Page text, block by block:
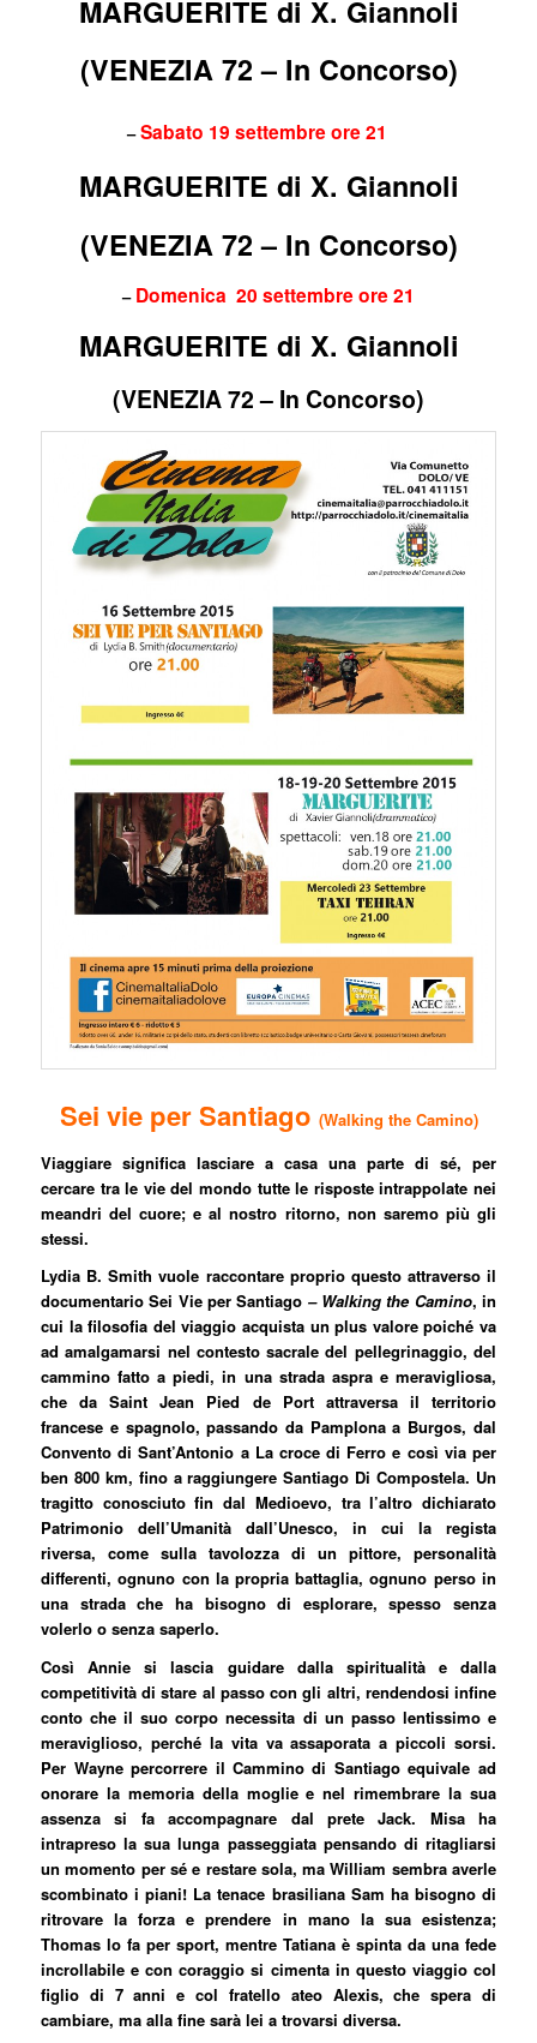
MARGUERITE di X. Giannoli
(VENEZIA 72 – In Concorso)
–Sabato 19 settembre ore 21
MARGUERITE di X. Giannoli
(VENEZIA 72 – In Concorso)
– Domenica 20 settembre ore 21
MARGUERITE di X. Giannoli
(VENEZIA 72 – In Concorso)
Sei vie per Santiago (Walking the Camino)
Viaggiare significa lasciare a casa una parte di sé, per
cercare tra le vie del mondo tutte le risposte intrappolate nei
meandri del cuore; e al nostro ritorno, non saremo più gli
stessi.
Lydia B. Smith vuole raccontare proprio questo attraverso il
documentario Sei Vie per Santiago – Walking the Camino, in
cui la filosofia del viaggio acquista un plus valore poiché va
ad amalgamarsi nel contesto sacrale del pellegrinaggio, del
cammino fatto a piedi, in una strada aspra e meravigliosa,
che da Saint Jean Pied de Port attraversa il territorio
francese e spagnolo, passando da Pamplona a Burgos, dal
Convento di Sant’Antonio a La croce di Ferro e così via per
ben 800 km, fino a raggiungere Santiago Di Compostela. Un
tragitto conosciuto fin dal Medioevo, tra l’altro dichiarato
Patrimonio dell’Umanità dall’Unesco, in cui la regista
riversa, come sulla tavolozza di un pittore, personalità
differenti, ognuno con la propria battaglia, ognuno perso in
una strada che ha bisogno di esplorare, spesso senza
volerlo o senza saperlo.
Così Annie si lascia guidare dalla spiritualità e dalla
competitività di stare al passo con gli altri, rendendosi infine
conto che il suo corpo necessita di un passo lentissimo e
meraviglioso, perché la vita va assaporata a piccoli sorsi.
Per Wayne percorrere il Cammino di Santiago equivale ad
onorare la memoria della moglie e nel rimembrare la sua
assenza si fa accompagnare dal prete Jack. Misa ha
intrapreso la sua lunga passeggiata pensando di ritagliarsi
un momento per sé e restare sola, ma William sembra averle
scombinato i piani! La tenace brasiliana Sam ha bisogno di
ritrovare la forza e prendere in mano la sua esistenza;
Thomas lo fa per sport, mentre Tatiana è spinta da una fede
incrollabile e con coraggio si cimenta in questo viaggio col
figlio di 7 anni e col fratello ateo Alexis, che spera di
cambiare, ma alla fine sarà lei a trovarsi diversa.